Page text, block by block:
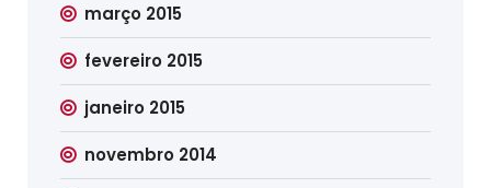
março 2015
fevereiro 2015
janeiro 2015
novembro 2014